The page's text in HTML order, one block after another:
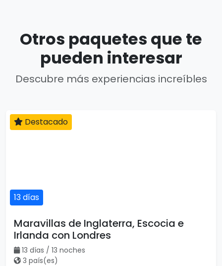
Otros paquetes que te
pueden interesar
Descubre más experiencias increíbles
13 días
Destacado
Maravillas de Inglaterra, Escocia e
Irlanda con Londres
13 días / 13 noches
3 país(es)